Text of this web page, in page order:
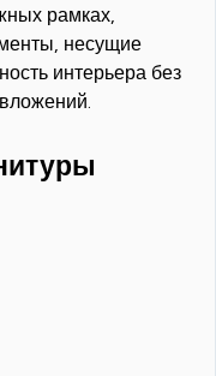
рамках,
несущие
интерьера без